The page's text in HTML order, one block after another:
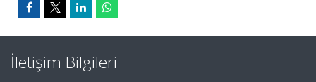
İletişim Bilgileri